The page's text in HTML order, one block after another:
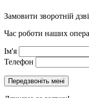
Замовити зворотній
Час роботи наших
Ім'я
Телефон